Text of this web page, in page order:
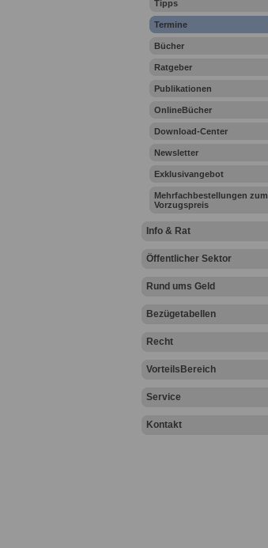
Tipps
Termine
Bücher
Ratgeber
Publikationen
OnlineBücher
Download-Center
Newsletter
Exklusivangebot
Mehrfachbestellungen zum
Vorzugspreis
Info & Rat
Öffentlicher Sektor
Rund ums Geld
Bezügetabellen
Recht
VorteilsBereich
Service
Kontakt